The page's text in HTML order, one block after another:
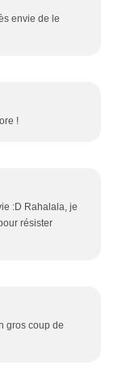
envie de le
!
:D Rahalala, je
résister
gros coup de